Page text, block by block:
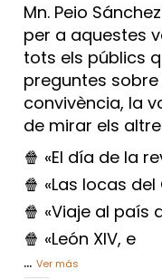
Mn. Peio
per a aquestes
tots els públics
preguntes
convivència, la
de mirar els
🍿 «El día de la
🍿 «Las locas
🍿 «Viaje al país
🍿 «León XIV, e
... Ver más